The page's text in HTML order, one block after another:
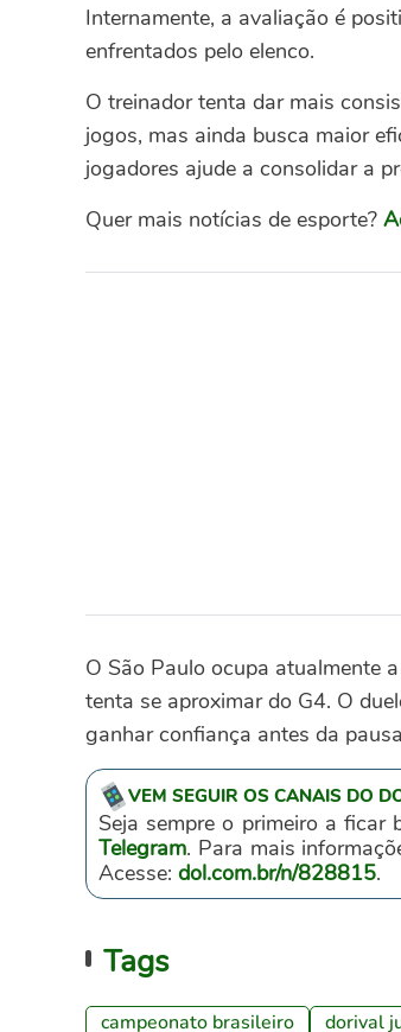
Internamente, a avaliação é
enfrentados pelo elenco.
O treinador tenta dar mais
jogos, mas ainda busca maior
jogadores ajude a consolidar a
Quer mais notícias de esporte?
O São Paulo ocupa atualmente
tenta se aproximar do G4. O
ganhar confiança antes da
VEM SEGUIR OS CANAIS DO
Seja sempre o primeiro a ficar
Telegram. Para mais
Acesse: dol.com.br/n/828815.
Tags
campeonato brasileiro dorival